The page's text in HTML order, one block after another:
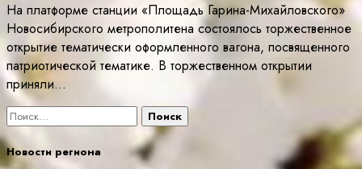
На платформе станции «Площадь Гарина-Михайловского»
Новосибирского метрополитена состоялось торжественное
открытие тематически оформленного вагона, посвященного
патриотической тематике. В торжественном открытии
приняли…
Найти:
Новости региона